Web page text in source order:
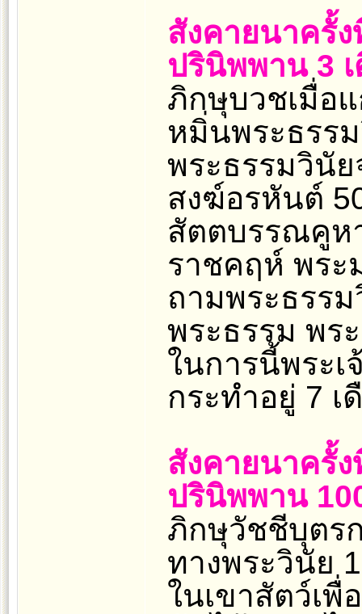
สังคายนาครั้
ปรินิพพาน 3
ภิกษุบวชเมื่อ
หมิ่นพระธรร
พระธรรมวินั
สงฆ์อรหันต์
สัตตบรรณคูห
ราชคฤห์ พระ
ถามพระธรร
พระธรรม พร
ในการนี้พระ
กระทำอยู่ 7 เ
สังคายนาครั้
ปรินิพพาน
ภิกษุวัชชีบุตร
ทางพระวินัย
ในเขาสัตว์เ